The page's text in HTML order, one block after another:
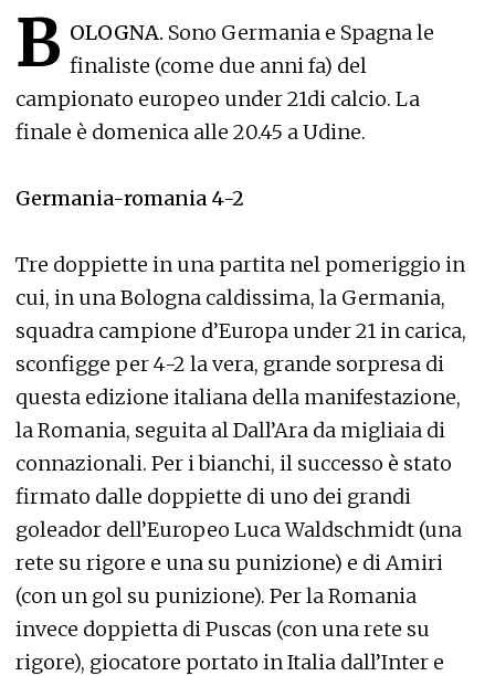
B OLOGNA. Sono Germania e Spagna le
finaliste (come due anni fa) del
campionato europeo under 21di calcio. La
finale è domenica alle 20.45 a Udine.
Germania-romania 4-2
Tre doppiette in una partita nel pomeriggio in
cui, in una Bologna caldissima, la Germania,
squadra campione d’Europa under 21 in carica,
sconfigge per 4-2 la vera, grande sorpresa di
questa edizione italiana della manifestazione,
la Romania, seguita al Dall’Ara da migliaia di
connazionali. Per i bianchi, il successo è stato
firmato dalle doppiette di uno dei grandi
goleador dell’Europeo Luca Waldschmidt (una
rete su rigore e una su punizione) e di Amiri
(con un gol su punizione). Per la Romania
invece doppietta di Puscas (con una rete su
rigore), giocatore portato in Italia dall’Inter e